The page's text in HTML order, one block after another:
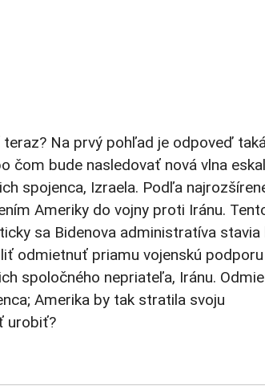
Na prvý pohľad je odpoveď
čom bude nasledovať nová vlna
spojenca, Izraela. Podľa
Ameriky do vojny proti Iránu.
sa Bidenova administratíva stavia
odmietnuť priamu vojenskú podporu
spoločného nepriateľa, Iránu.
Amerika by tak stratila svoju
urobiť?